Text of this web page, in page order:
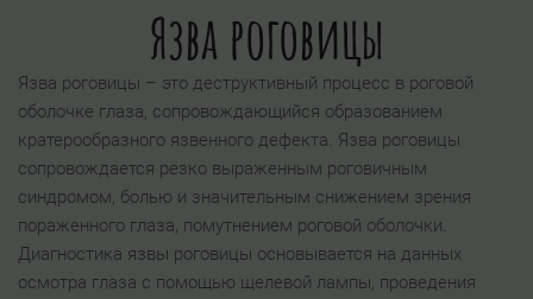
Язва роговицы
Язва роговицы – это деструктивный процесс в роговой
оболочке глаза, сопровождающийся образованием
кратерообразного язвенного дефекта. Язва роговицы
сопровождается резко выраженным роговичным
синдромом, болью и значительным снижением зрения
пораженного глаза, помутнением роговой оболочки.
Диагностика язвы роговицы основывается на данных
осмотра глаза с помощью щелевой лампы, проведения